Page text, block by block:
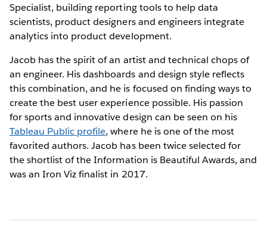
Specialist, building reporting tools to help data
scientists, product designers and engineers integrate
analytics into product development.
Jacob has the spirit of an artist and technical chops of
an engineer. His dashboards and design style reflects
this combination, and he is focused on finding ways to
create the best user experience possible. His passion
for sports and innovative design can be seen on his
Tableau Public profile, where he is one of the most
favorited authors. Jacob has been twice selected for
the shortlist of the Information is Beautiful Awards, and
was an Iron Viz finalist in 2017.